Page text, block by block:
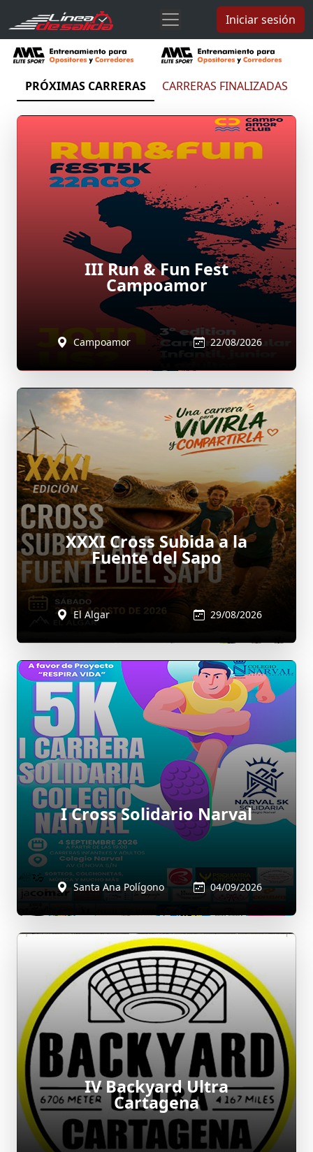
Iniciar sesión
PRÓXIMAS CARRERAS CARRERAS FINALIZADAS
III Run & Fun Fest
Campoamor
Campoamor 22/08/2026
XXXI Cross Subida a la
Fuente del Sapo
El Algar 29/08/2026
I Cross Solidario Narval
Santa Ana Polígono 04/09/2026
IV Backyard Ultra
Cartagena